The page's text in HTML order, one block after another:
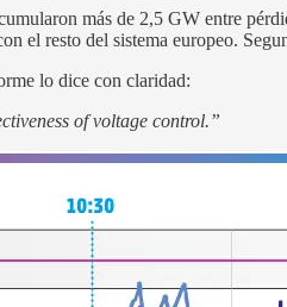
más de 2,5 GW entre
el resto del sistema europeo.
lo dice con claridad:
of voltage control.”